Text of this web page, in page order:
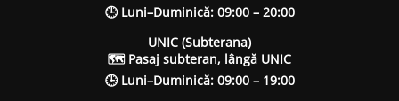
🕒 Luni–Duminică: 09:00 – 20:00
UNIC (Subterana)
🗺 Pasaj subteran, lângă UNIC
🕒 Luni–Duminică: 09:00 – 19:00